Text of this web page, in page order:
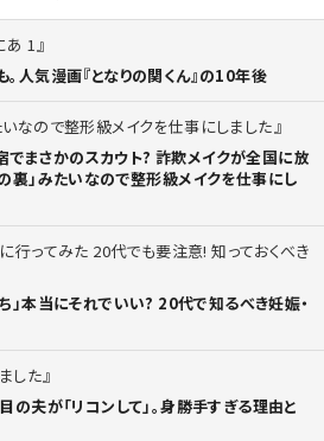
あ 1
人気漫画『となりの関くん』の10年後
なので整形級メイクを仕事にしました
でまさかのスカウト? 詐欺メイクが全国に放
裏」みたいなので整形級メイクを仕事にし
行ってみた 20代でも要注意! 知っておくべき
」本当にそれでいい? 20代で知るべき妊娠・
した
夫が「リコンして」。身勝手すぎる理由と